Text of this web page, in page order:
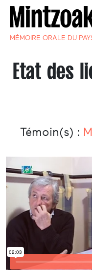
MÉMOIRE ORALE DU
Etat des
Témoin(s) :